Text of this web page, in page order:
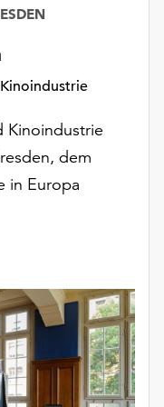
Kinoindustrie
dem
in Europa